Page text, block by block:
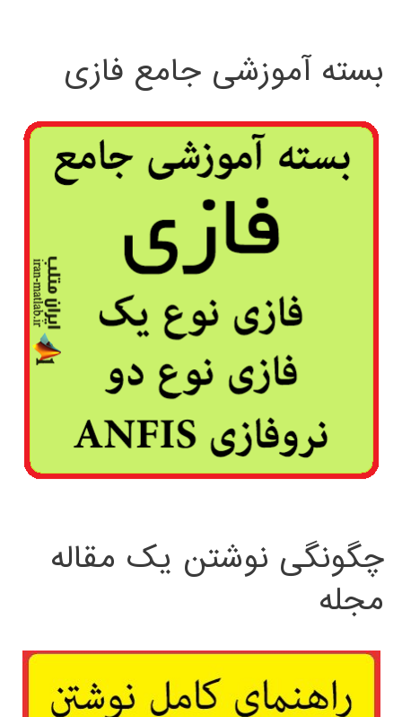
بسته آموزشی جامع فازی
چگونگی نوشتن یک مقاله
مجله